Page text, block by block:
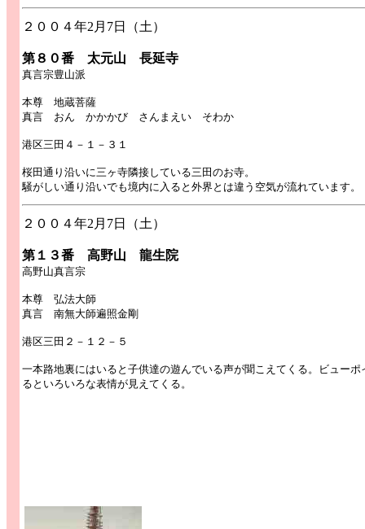
２００４年2月7日（土）
第８０番 太元山 長延寺
真言宗豊山派
本尊 地蔵菩薩
真言 おん かかかび さんまえい そわか
港区三田４－１－３１
桜田通り沿いに三ヶ寺隣接している三田のお寺。
騒がしい通り沿いでも境内に入ると外界とは違う空気が流れています。
２００４年2月7日（土）
第１３番 高野山 龍生院
高野山真言宗
本尊 弘法大師
真言 南無大師遍照金剛
港区三田２－１２－５
一本路地裏にはいると子供達の遊んでいる声が聞こえてくる。ビューポ
るといろいろな表情が見えてくる。